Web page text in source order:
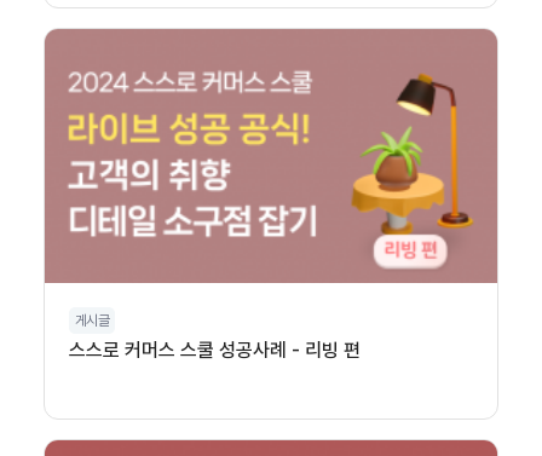
게시글
스스로 커머스 스쿨 성공사례 - 리빙 편